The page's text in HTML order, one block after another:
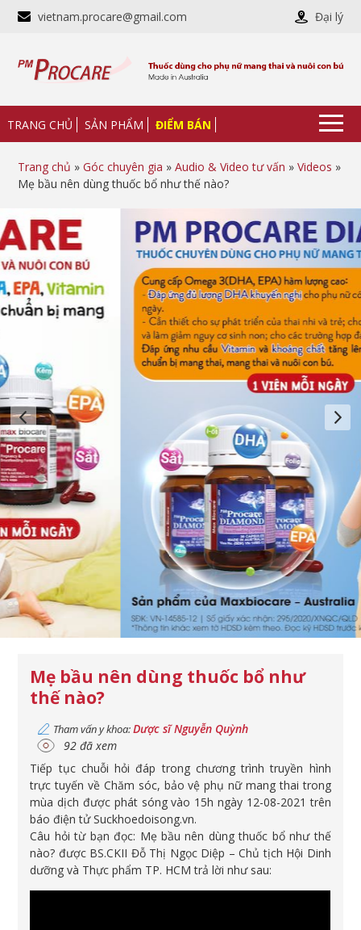
vietnam.procare@gmail.com Đại lý
TRANG CHỦ SẢN PHẨM ĐIỂM BÁN
Trang chủ »Góc chuyên gia »Audio & Video tư vấn »Videos »
Mẹ bầu nên dùng thuốc bổ như thế nào?
Mẹ bầu nên dùng thuốc bổ như
thế nào?
Tham vấn y khoa:Dược sĩ Nguyễn Quỳnh
92 đã xem
Tiếp tục chuỗi hỏi đáp trong chương trình truyền hình
trực tuyến về Chăm sóc, bảo vệ phụ nữ mang thai trong
mùa dịch được phát sóng vào 15h ngày 12-08-2021 trên
báo điện tử Suckhoedoisong.vn.
Câu hỏi từ bạn đọc: Mẹ bầu nên dùng thuốc bổ như thế
nào? được BS.CKII Đỗ Thị Ngọc Diệp – Chủ tịch Hội Dinh
dưỡng và Thực phẩm TP. HCM trả lời như sau: